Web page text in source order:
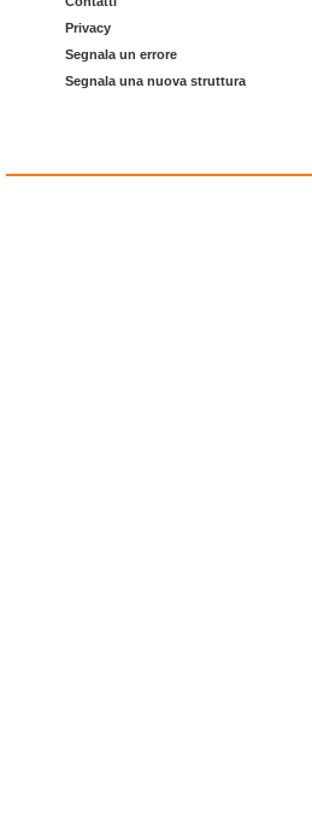
Privacy
Segnala un errore
Segnala una nuova struttura